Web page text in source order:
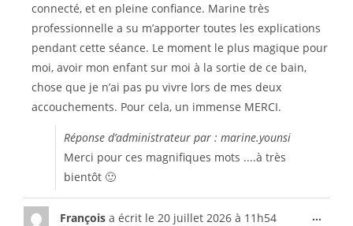
connecté, et en pleine confiance. Marine très
professionnelle a su m’apporter toutes les explications
pendant cette séance. Le moment le plus magique pour
moi, avoir mon enfant sur moi à la sortie de ce bain,
chose que je n’ai pas pu vivre lors de mes deux
accouchements. Pour cela, un immense MERCI.
Réponse d’administrateur par : marine.younsi
Merci pour ces magnifiques mots ....à très
bientôt 🙂
François a écrit le 20 juillet 2026 à 11h54
...